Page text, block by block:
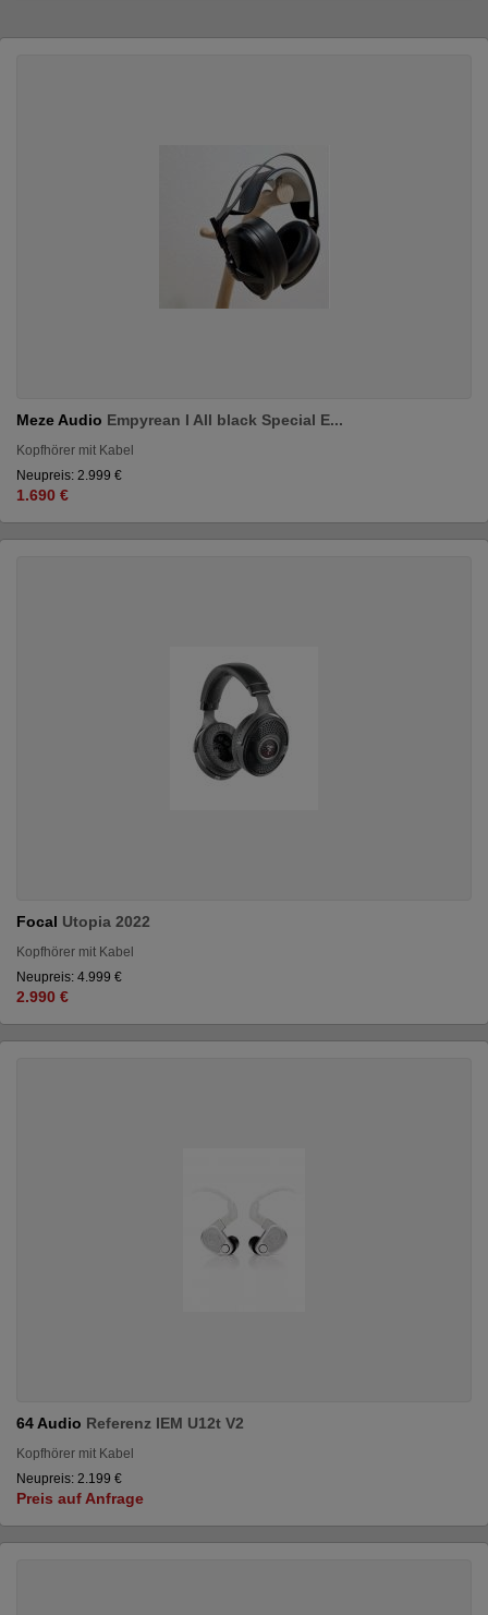
Meze Audio Empyrean I All black Special E...
Kopfhörer mit Kabel
Neupreis: 2.999 €
1.690 €
Focal Utopia 2022
Kopfhörer mit Kabel
Neupreis: 4.999 €
2.990 €
64 Audio Referenz IEM U12t V2
Kopfhörer mit Kabel
Neupreis: 2.199 €
Preis auf Anfrage